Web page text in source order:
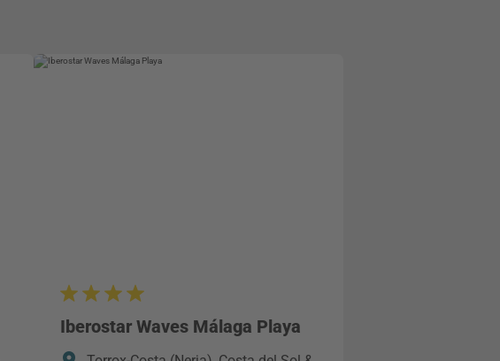
Iberostar Waves Málaga Playa